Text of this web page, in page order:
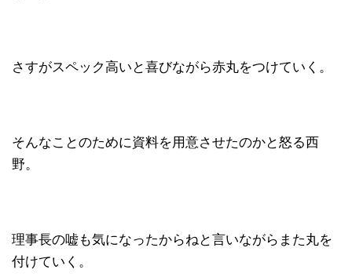
さすがスペック高いと喜びながら赤丸をつけていく。
そんなことのために資料を用意させたのかと怒る西
野。
理事長の嘘も気になったからねと言いながらまた丸を
付けていく。